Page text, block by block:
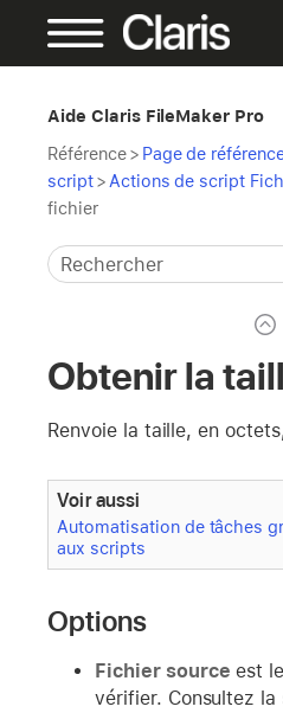
Aide Claris FileMaker Pro
Référence> Page de
script> Actions de script
fichier
Obtenir la
Renvoie la taille, en
Voir aussi
Automatisation de tâches
aux scripts
Options
Fichier source est
vérifier. Consultez la